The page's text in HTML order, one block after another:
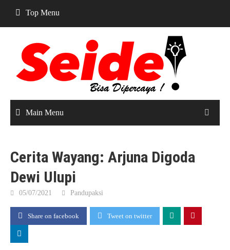
content
Top Menu
Main Menu
Cerita Wayang: Arjuna Digoda
Dewi Ulupi
05/07/2021 Pandupaksi
Share on facebook Tweet on twitter